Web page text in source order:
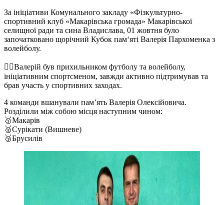
За ініціативи Комунального закладу «Фізкультурно-
спортивний клуб «Макарівська громада» Макарівської
селищної ради та сина Владислава, 01 жовтня було
започатковано щорічний Кубок пам‘яті Валерія Пархоменка з
волейболу.
☝🏻Валерій був прихильником футболу та волейболу,
ініціативним спортсменом, завжди активно підтримував та
брав участь у спортивних заходах.
4 команди вшанували пам’ять Валерія Олексійовича.
Розділили між собою місця наступним чином:
🥇Макарів
🥈Сурікати (Вишневе)
🥉Брусилів